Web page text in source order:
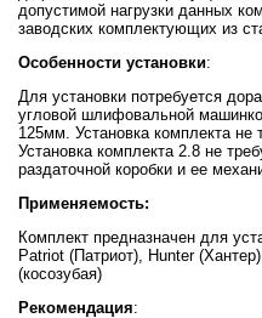
допустимой нагрузки данных
заводских комплектующих из
Особенности установки:
Для установки потребуется
угловой шлифовальной
125мм. Установка комплекта не
Установка комплекта 2.8 не
раздаточной коробки и ее
Применяемость:
Комплект предназначен для
Patriot (Патриот), Hunter
(косозубая)
Рекомендация: